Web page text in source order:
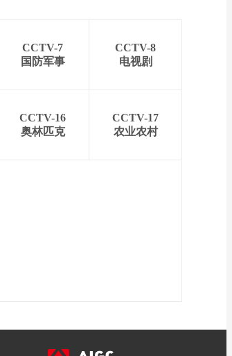
CCTV-7
国防军事
CCTV-8
电视剧
CCTV-16
奥林匹克
CCTV-17
农业农村